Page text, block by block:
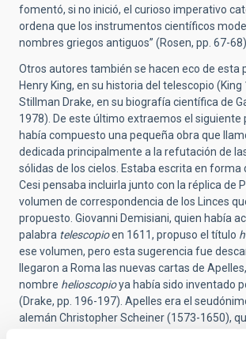
fomentó, si no inició, el curioso imperativo
ordena que los instrumentos científicos
nombres griegos antiguos” (Rosen, pp. 67-68).
Otros autores también se hacen eco de esta
Henry King, en su historia del telescopio (King
Stillman Drake, en su biografía científica de
1978). De este último extraemos el siguiente
había compuesto una pequeña obra que
dedicada principalmente a la refutación de
sólidas de los cielos. Estaba escrita en forma
Cesi pensaba incluirla junto con la réplica de
volumen de correspondencia de los Linces
propuesto. Giovanni Demisiani, quien había
palabra telescopioen 1611, propuso el título
ese volumen, pero esta sugerencia fue
llegaron a Roma las nuevas cartas de
nombre helioscopioya había sido inventado
(Drake, pp. 196-197). Apelles era el
alemán Christopher Scheiner (1573-1650),